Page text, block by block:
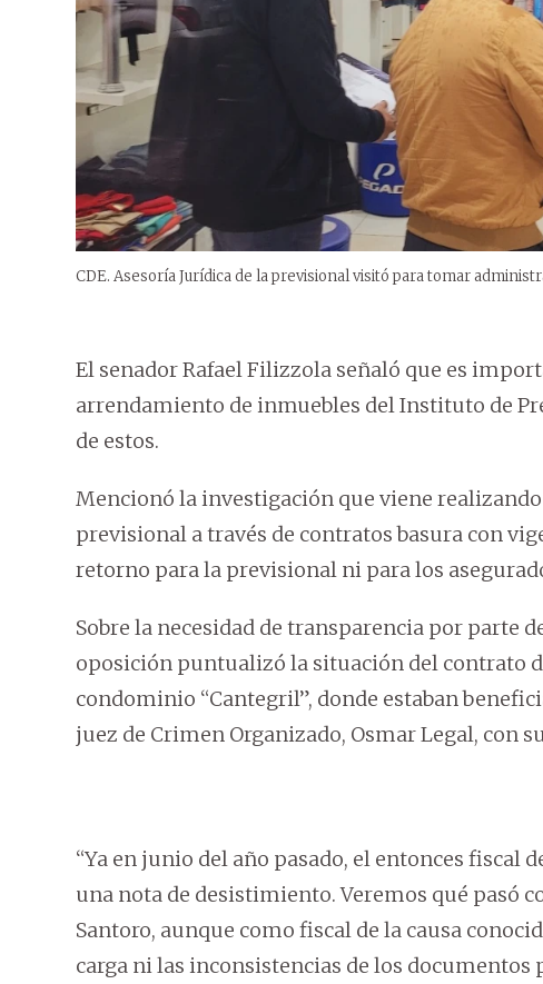
CDE. Asesoría Jurídica de la previsional visitó para tomar
El senador Rafael Filizzola señaló que es
arrendamiento de inmuebles del Instituto de
de estos.
Mencionó la investigación que viene
previsional a través de contratos basura con
retorno para la previsional ni para los
Sobre la necesidad de transparencia por parte
oposición puntualizó la situación del contrato
condominio “Cantegril”, donde estaban
juez de Crimen Organizado, Osmar Legal, con
“Ya en junio del año pasado, el entonces fiscal
una nota de desistimiento. Veremos qué pasó
Santoro, aunque como fiscal de la causa
carga ni las inconsistencias de los documentos